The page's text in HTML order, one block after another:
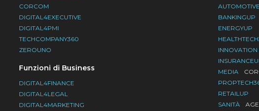
CORCOM
DIGITAL4EXECUTIVE
DIGITAL4PMI
TECHCOMPANY360
ZEROUNO
Funzioni di Business
DIGITAL4FINANCE
DIGITAL4LEGAL
DIGITAL4MARKETING
BANKINGUP
ENERGYUP
INNOVATION
MEDIA
RETAILUP
SANITÀ